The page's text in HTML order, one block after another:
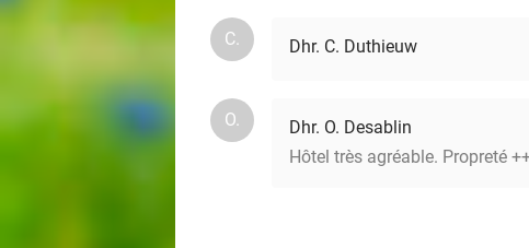
C. Dhr. C. Duthieuw
O.
Dhr. O. Desablin
Hôtel très agréable. Propreté